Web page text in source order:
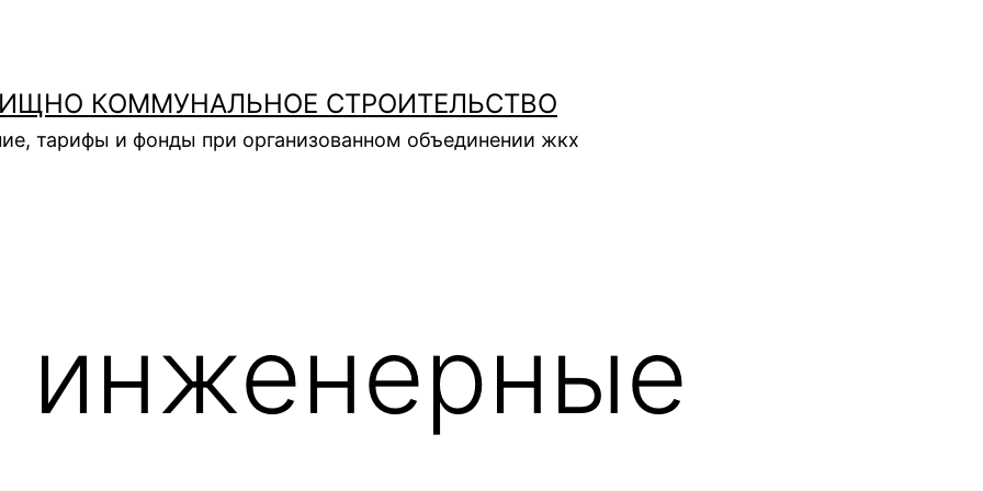
КОММУНАЛЬНОЕ СТРОИТЕЛЬСТВО
тарифы и фонды при организованном объединении жкх
инженерные